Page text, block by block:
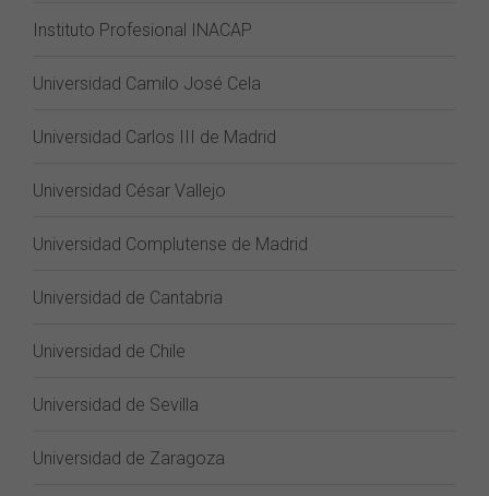
Instituto Profesional INACAP
Universidad Camilo José Cela
Universidad Carlos III de Madrid
Universidad César Vallejo
Universidad Complutense de Madrid
Universidad de Cantabria
Universidad de Chile
Universidad de Sevilla
Universidad de Zaragoza